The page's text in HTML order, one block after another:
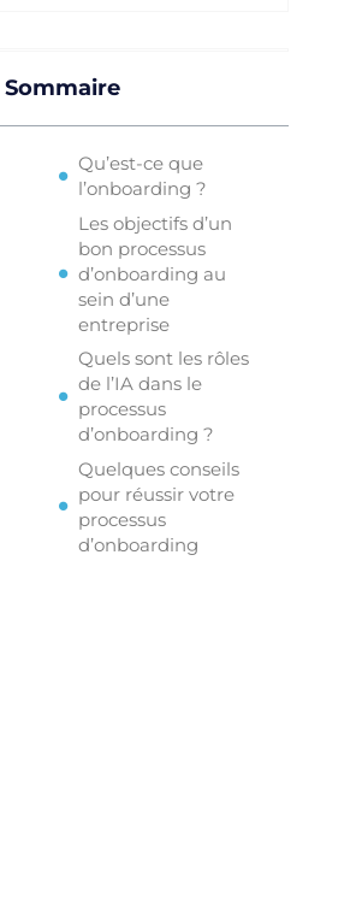
Sommaire
Qu’est-ce que
l’onboarding ?
Les objectifs d’un
bon processus
d’onboarding au
sein d’une
entreprise
Quels sont les rôles
de l’IA dans le
processus
d’onboarding ?
Quelques conseils
pour réussir votre
processus
d’onboarding